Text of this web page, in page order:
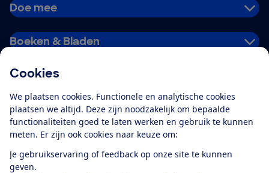
Cookies
We plaatsen cookies. Functionele en analytische cookies
plaatsen we altijd. Deze zijn noodzakelijk om bepaalde
functionaliteiten goed te laten werken en gebruik te kunnen
meten. Er zijn ook cookies naar keuze om:
Je gebruikservaring of feedback op onze site te kunnen
geven.
Doe mee
Boeken & Bladen
Alles over de
app